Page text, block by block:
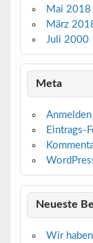
Mai 2018
März
Juli 2000
Meta
Anmelden
Eintrags-
Neueste
Wir